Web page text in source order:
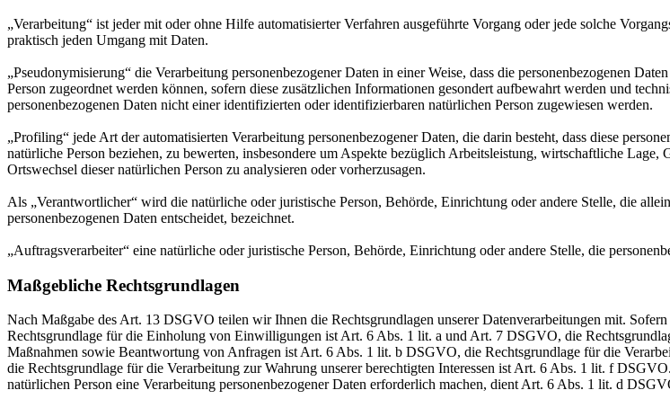
„Verarbeitung“ ist jeder mit oder ohne Hilfe automatisierter Verfahren ausgeführte Vorgang oder jede solche
praktisch jeden Umgang mit Daten.
„Pseudonymisierung“ die Verarbeitung personenbezogener Daten in einer Weise, dass die personenbezogenen
Person zugeordnet werden können, sofern diese zusätzlichen Informationen gesondert aufbewahrt werden und
personenbezogenen Daten nicht einer identifizierten oder identifizierbaren natürlichen Person zugewiesen werden.
„Profiling“ jede Art der automatisierten Verarbeitung personenbezogener Daten, die darin besteht, dass diese
natürliche Person beziehen, zu bewerten, insbesondere um Aspekte bezüglich Arbeitsleistung, wirtschaftliche
Ortswechsel dieser natürlichen Person zu analysieren oder vorherzusagen.
Als „Verantwortlicher“ wird die natürliche oder juristische Person, Behörde, Einrichtung oder andere Stelle, die
personenbezogenen Daten entscheidet, bezeichnet.
„Auftragsverarbeiter“ eine natürliche oder juristische Person, Behörde, Einrichtung oder andere Stelle, die
Maßgebliche Rechtsgrundlagen
Nach Maßgabe des Art. 13 DSGVO teilen wir Ihnen die Rechtsgrundlagen unserer Datenverarbeitungen mit.
Rechtsgrundlage für die Einholung von Einwilligungen ist Art. 6 Abs. 1 lit. a und Art. 7 DSGVO, die
Maßnahmen sowie Beantwortung von Anfragen ist Art. 6 Abs. 1 lit. b DSGVO, die Rechtsgrundlage für die
die Rechtsgrundlage für die Verarbeitung zur Wahrung unserer berechtigten Interessen ist Art. 6 Abs. 1 lit. f
natürlichen Person eine Verarbeitung personenbezogener Daten erforderlich machen, dient Art. 6 Abs. 1 lit. d